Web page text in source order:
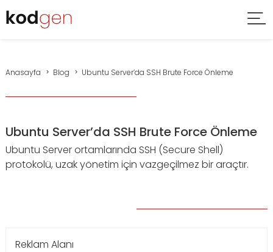
Anasayfa Blog Ubuntu Server’da SSH Brute Force Önleme
Ubuntu Server’da SSH Brute Force Önleme
Ubuntu Server ortamlarında SSH (Secure Shell)
protokolü, uzak yönetim için vazgeçilmez bir araçtır.
Reklam Alanı